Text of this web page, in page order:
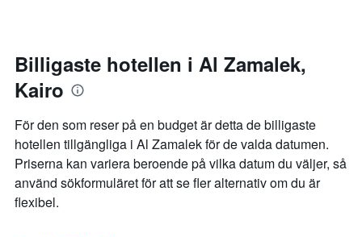
har
1
Y-
axel
visar
det
genomsnittliga
priset
som
hittats
1
X-
axel
som
antalet
dagar
innan
vistelsen.
Diagrammet
har
Billigaste hotellen i Al Zamalek,
Kairo
För den som reser på en budget är detta de billigaste
hotellen tillgängliga i Al Zamalek för de valda datumen.
Priserna kan variera beroende på vilka datum du väljer, så
använd sökformuläret för att se fler alternativ om du är
flexibel.